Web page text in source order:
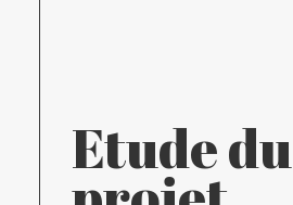
Etude du